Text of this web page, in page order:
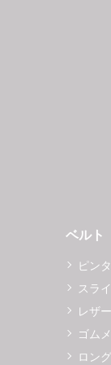
ベルト
ピン
スラ
レザ
ゴム
ロン